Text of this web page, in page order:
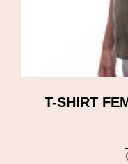
T-SHIRT